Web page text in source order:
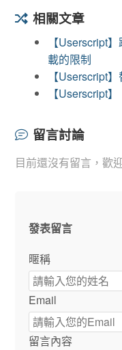
相關文章
【Userscript
載的限制
【Userscript
【Userscript
留言討論
目前還沒有留言，歡
發表留言
暱稱
Email
留言內容